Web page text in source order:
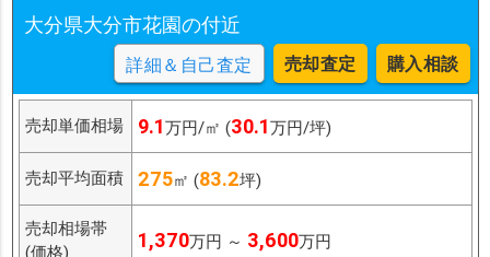
大分県大分市花園の付近
詳細＆自己査定 売却査定 購入相談
売却単価相場 9.1万円/㎡ (30.1万円/坪)
売却平均面積 275㎡ (83.2坪)
売却相場帯
(価格)
1,370万円 ～ 3,600万円